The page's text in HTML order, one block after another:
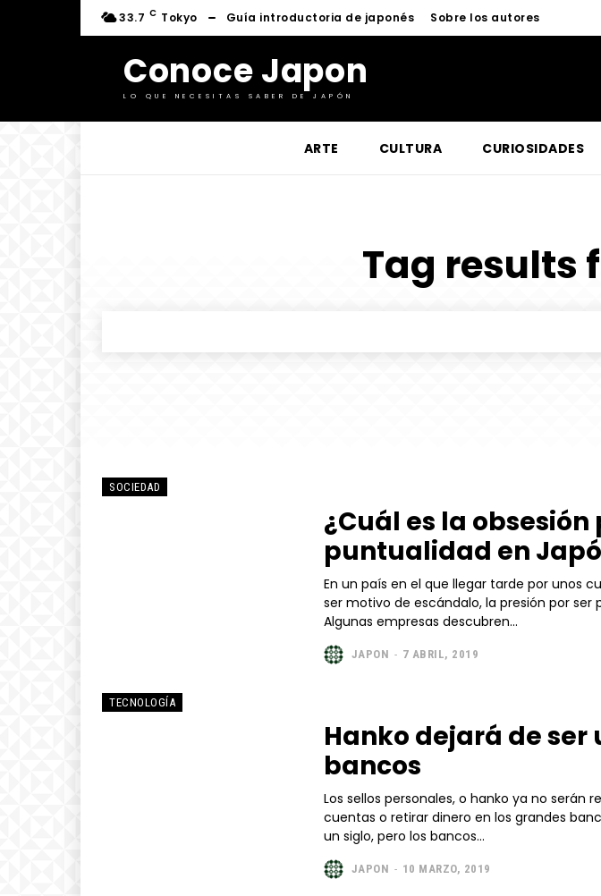
33.7 C Tokyo Guía introductoria de japonés Sobre los autores
Conoce Japon
LO QUE NECESITAS SABER DE JAPÓN
ARTE CULTURA CURIOSIDADES
Tag results
SOCIEDAD
¿Cuál es la obsesión
puntualidad en
En un país en el que llegar tarde por unos
ser motivo de escándalo, la presión por ser
Algunas empresas descubren...
JAPON - 7 ABRIL, 2019
TECNOLOGÍA
Hanko dejará de ser
bancos
Los sellos personales, o hanko ya no serán
cuentas o retirar dinero en los grandes bancos. Ha tomado
un siglo, pero los bancos...
JAPON - 10 MARZO, 2019